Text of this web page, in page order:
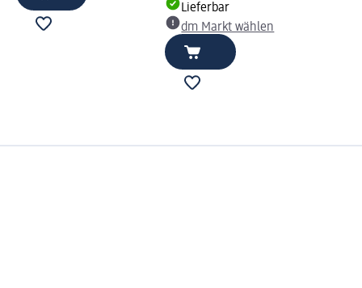
Lieferbar
dm Markt wählen